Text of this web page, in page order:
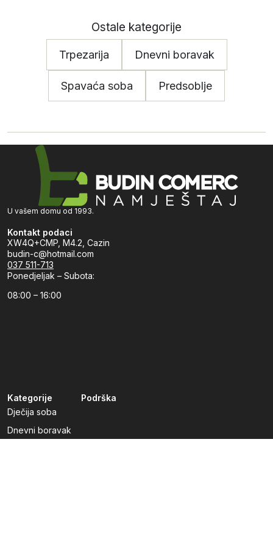
Ostale kategorije
Trpezarija Dnevni boravak
Spavaća soba Predsoblje
U vašem domu od 1993.
Kontakt podaci
XW4Q+CMP, M4.2, Cazin
budin-c@hotmail.com
037 511-713
Ponedjeljak – Subota:
08:00 – 16:00
Kategorije
Dječija soba
Dnevni boravak
Podrška